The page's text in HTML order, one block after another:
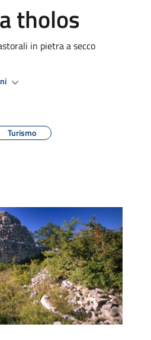
tholos
in pietra a secco
Turismo